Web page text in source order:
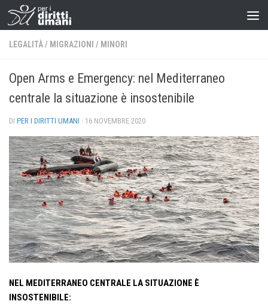
LEGALITÀ/ MIGRAZIONI / MINORI
Open Arms e Emergency: nel Mediterraneo
centrale la situazione è insostenibile
DI PER I DIRITTI UMANI · 16 NOVEMBRE 2020
NEL MEDITERRANEO CENTRALE LA SITUAZIONE È
INSOSTENIBILE: